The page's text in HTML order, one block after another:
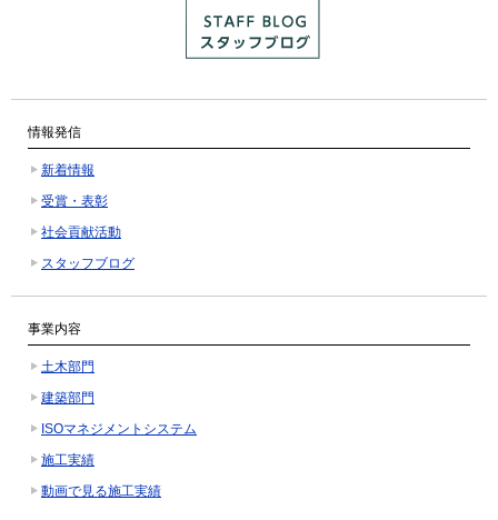
情報発信
新着情報
受賞・表彰
社会貢献活動
スタッフブログ
事業内容
土木部門
建築部門
ISOマネジメントシステム
施工実績
動画で見る施工実績